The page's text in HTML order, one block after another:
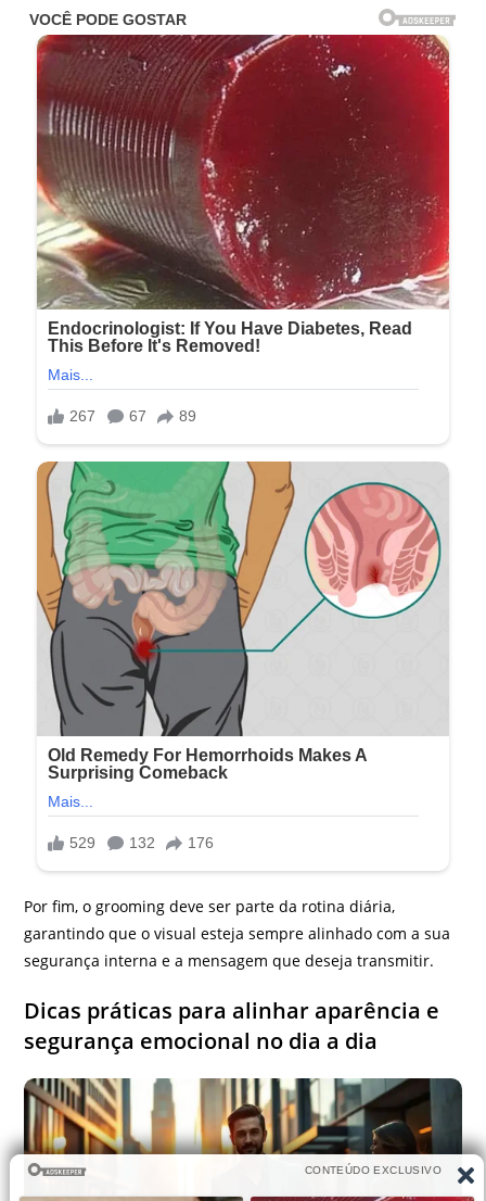
Por fim, o grooming deve ser parte da rotina diária,
garantindo que o visual esteja sempre alinhado com a sua
segurança interna e a mensagem que deseja transmitir.
Dicas práticas para alinhar aparência e
segurança emocional no dia a dia